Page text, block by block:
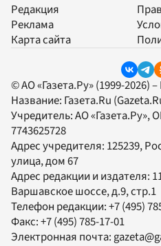
Редакция
Реклама
Карта сайта
© АО «Газета.Ру» (1999-2026)
Название: Газета.Ru
Учредитель:АО «Газета.Ру»,
7743625728
Адрес учредителя: 125239,
улица, дом 67
Адрес редакции и издателя:
Варшавское шоссе, д.9, стр.1
Телефон редакции:+7 (495)
Факс:+7 (495) 785-17-01
Электронная почта: